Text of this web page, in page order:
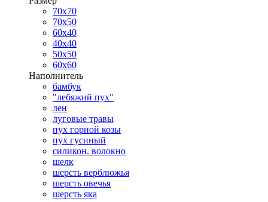
70х70
70х50
60х40
40х40
50х50
60х60
Наполнитель
бамбук
"лебяжий пух"
лен
луговые травы
пух горной козы
пух гусиный
силикон. волокно
шелк
шерсть верблюжья
шерсть овечья
шерсть яка